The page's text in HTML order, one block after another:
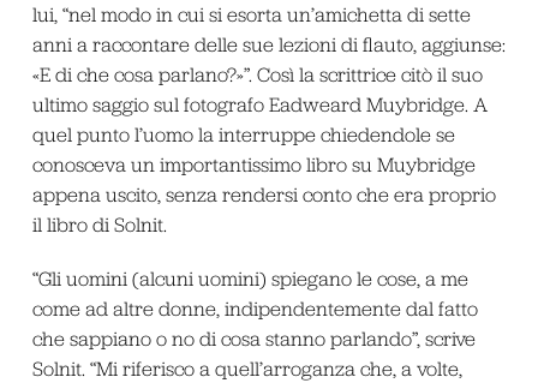
lui, “nel modo in cui si esorta un’amichetta di sette
anni a raccontare delle sue lezioni di flauto, aggiunse:
«E di che cosa parlano?»”. Così la scrittrice citò il suo
ultimo saggio sul fotografo Eadweard Muybridge. A
quel punto l’uomo la interruppe chiedendole se
conosceva un importantissimo libro su Muybridge
appena uscito, senza rendersi conto che era proprio
il libro di Solnit.
“Gli uomini (alcuni uomini) spiegano le cose, a me
come ad altre donne, indipendentemente dal fatto
che sappiano o no di cosa stanno parlando”, scrive
Solnit. “Mi riferisco a quell’arroganza che, a volte,